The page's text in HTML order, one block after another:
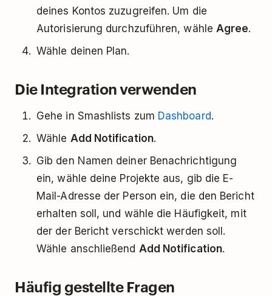
deines Kontos zuzugreifen. Um die
Autorisierung durchzuführen, wähle Agree.
Wähle deinen Plan.
Die Integration verwenden
Gehe in Smashlists zum Dashboard.
Wähle Add Notification.
Gib den Namen deiner Benachrichtigung
ein, wähle deine Projekte aus, gib die E-
Mail-Adresse der Person ein, die den Bericht
erhalten soll, und wähle die Häufigkeit, mit
der der Bericht verschickt werden soll.
Wähle anschließend Add Notification.
Häufig gestellte Fragen